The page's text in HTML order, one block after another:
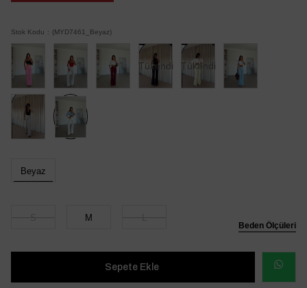
Stok Kodu (MYD7461_Beyaz)
Tükendi Tükendi
Beden Ölçüleri
Beyaz
M